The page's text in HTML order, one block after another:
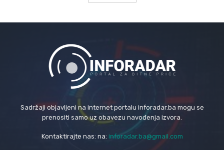
Sadržaji objavljeni na internet portalu inforadar.ba mogu se
prenositi samo uz obavezu navođenja izvora.
Kontaktirajte nas: na: inforadar.ba@gmail.com